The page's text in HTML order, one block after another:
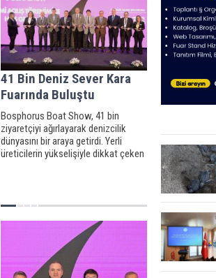
41 Bin Deniz Sever Kara
Fuarında Buluştu
Bosphorus Boat Show, 41 bin
ziyaretçiyi ağırlayarak denizcilik
dünyasını bir araya getirdi. Yerli
üreticilerin yükselişiyle dikkat çeken